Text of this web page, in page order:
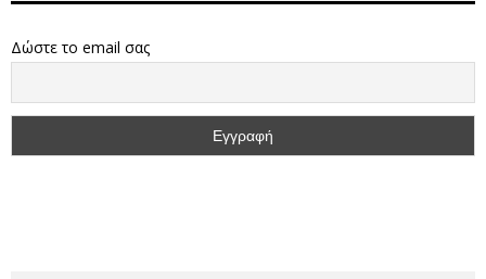
Δώστε το email σας